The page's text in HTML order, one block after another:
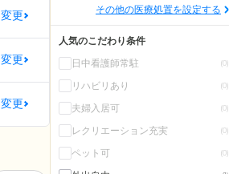
変更
変更
変更
その他の医療処置を設定する
人気のこだわり条件
日中看護師常駐
(0)
リハビリあり (0)
夫婦入居可 (0)
レクリエーション充実 (0)
ペット可 (0)